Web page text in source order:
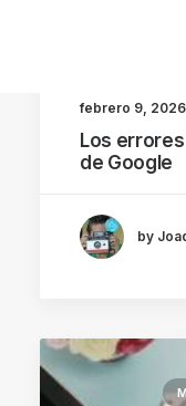
febrero 9, 2026
Los
de Google
by